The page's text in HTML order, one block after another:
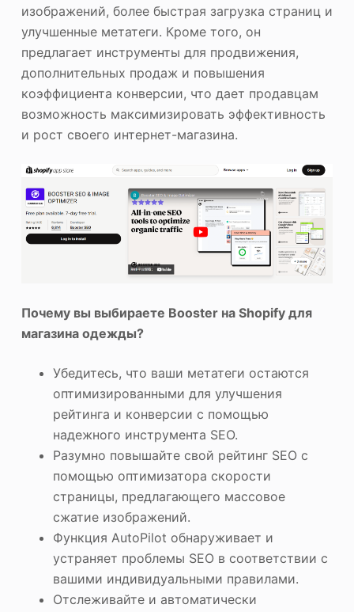
изображений, более быстрая загрузка страниц и
улучшенные метатеги. Кроме того, он
предлагает инструменты для продвижения,
дополнительных продаж и повышения
коэффициента конверсии, что дает продавцам
возможность максимизировать эффективность
и рост своего интернет-магазина.
Почему вы выбираете Booster на Shopify для
магазина одежды?
Убедитесь, что ваши метатеги остаются
оптимизированными для улучшения
рейтинга и конверсии с помощью
надежного инструмента SEO.
Разумно повышайте свой рейтинг SEO с
помощью оптимизатора скорости
страницы, предлагающего массовое
сжатие изображений.
Функция AutoPilot обнаруживает и
устраняет проблемы SEO в соответствии с
вашими индивидуальными правилами.
Отслеживайте и автоматически